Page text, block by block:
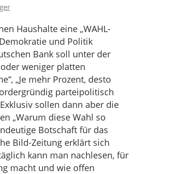
Haushalte eine „WAHL-
und Politik
Bank soll unter der
weniger platten
„Je mehr Prozent, desto
parteipolitisch
sollen dann aber die
„Warum diese Wahl so
Botschaft für das
Bild-Zeitung erklärt sich
kann man nachlesen, für
macht und wie offen